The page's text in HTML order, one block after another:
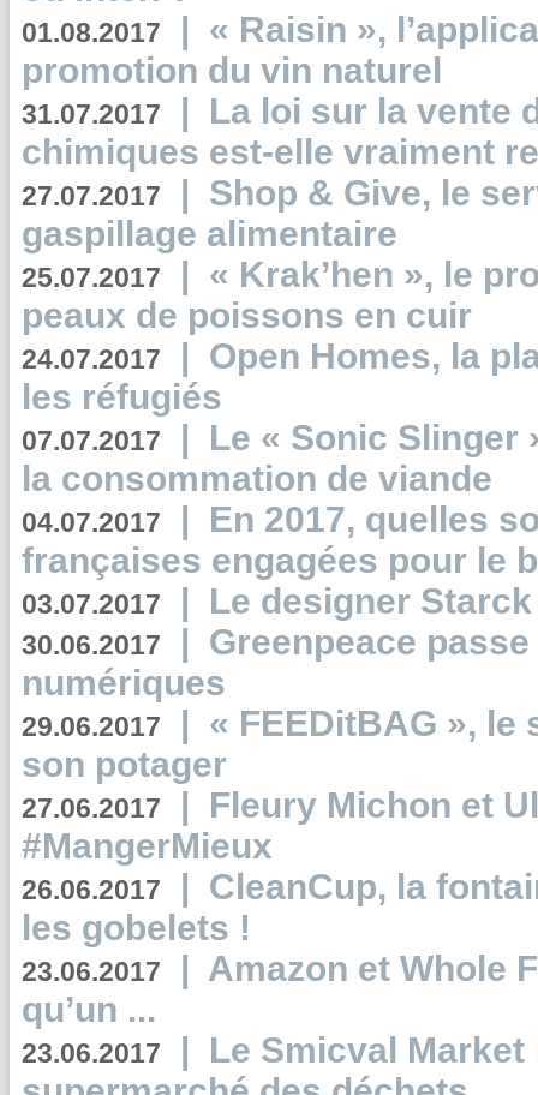
01.08.2017 | « Raisin »,
promotion du vin naturel
31.07.2017 | La loi sur la vente
chimiques est-elle vraiment
27.07.2017 | Shop & Give, le
gaspillage alimentaire
25.07.2017 | « Krak’hen », le
peaux de poissons en cuir
24.07.2017 | Open Homes, la
les réfugiés
07.07.2017 | Le « Sonic Slinger
la consommation de viande
04.07.2017 | En 2017, quelles
françaises engagées pour le
03.07.2017 | Le designer
30.06.2017 | Greenpeace
numériques
29.06.2017 | « FEEDitBAG », le
son potager
27.06.2017 | Fleury Michon et
#MangerMieux
26.06.2017 | CleanCup, la
les gobelets !
23.06.2017 | Amazon et Whole
qu’un ...
23.06.2017 | Le Smicval